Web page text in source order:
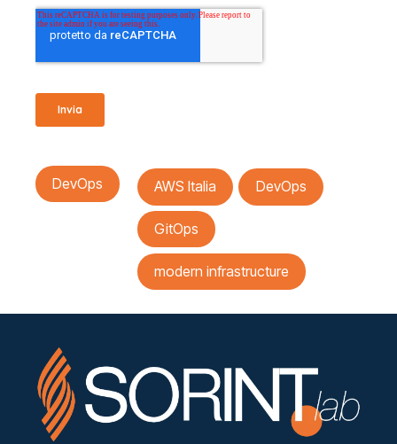
DevOps AWS Italia DevOps
GitOps
modern infrastructure